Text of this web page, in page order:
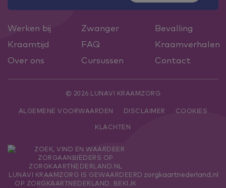
Werken bij Zwanger
Bevalling
Kraamtijd
FAQ
Kraamverhalen
Over ons
Cursussen Contact
© 2026 LUNAVI KRAAMZORG
ALGEMENE VOORWAARDEN DISCLAIMER
COOKIES
KLACHTEN
LUNAVI KRAAMZORG IS GEWAARDEERD
OP ZORGKAARTNEDERLAND. BEKIJK
zorgkaartnederland.nl